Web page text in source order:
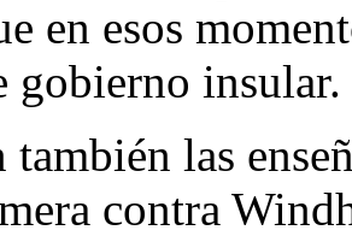
en esos
gobierno insular.
también las
contra